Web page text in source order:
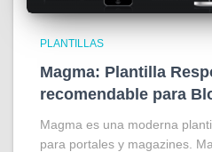
PLANTILLAS
Magma: Plantilla
recomendable para
Magma es una moderna
para portales y magazines.